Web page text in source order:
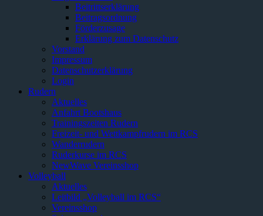
Beitrittserklärung
Beitragsordnung
Förderzusage
Erklärung zum Datenschutz
Vorstand
Impressum
Datenschutzerklärung
Login
Rudern
Aktuelles
Anfahrt Bootshaus
Trainingszeiten Rudern
Freizeit- und Wettkampfrudern im RCS
Wanderrudern
Ruderkurse im RCS
NewWave Vereinsshop
Volleyball
Aktuelles
Leitbild „Volleyball im RCS“
Vereinsshop